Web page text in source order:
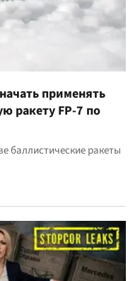
применять
ракету FP-7 по
баллистические ракеты